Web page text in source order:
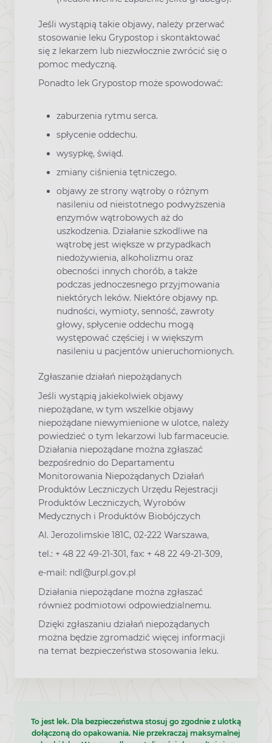
Jeśli wystąpią takie objawy, należy przerwać
stosowanie leku Grypostop i skontaktować
się z lekarzem lub niezwłocznie zwrócić się o
pomoc medyczną.
Ponadto lek Grypostop może spowodować:
zaburzenia rytmu serca.
spłycenie oddechu.
wysypkę, świąd.
zmiany ciśnienia tętniczego.
objawy ze strony wątroby o różnym
nasileniu od nieistotnego podwyższenia
enzymów wątrobowych aż do
uszkodzenia. Działanie szkodliwe na
wątrobę jest większe w przypadkach
niedożywienia, alkoholizmu oraz
obecności innych chorób, a także
podczas jednoczesnego przyjmowania
niektórych leków. Niektóre objawy np.
nudności, wymioty, senność, zawroty
głowy, spłycenie oddechu mogą
występować częściej i w większym
nasileniu u pacjentów unieruchomionych.
Zgłaszanie działań niepożądanych
Jeśli wystąpią jakiekolwiek objawy
niepożądane, w tym wszelkie objawy
niepożądane niewymienione w ulotce, należy
powiedzieć o tym lekarzowi lub farmaceucie.
Działania niepożądane można zgłaszać
bezpośrednio do Departamentu
Monitorowania Niepożądanych Działań
Produktów Leczniczych Urzędu Rejestracji
Produktów Leczniczych, Wyrobów
Medycznych i Produktów Biobójczych
Al. Jerozolimskie 181C, 02-222 Warszawa,
tel.: + 48 22 49-21-301, fax: + 48 22 49-21-309,
e-mail: ndl@urpl.gov.pl
Działania niepożądane można zgłaszać
również podmiotowi odpowiedzialnemu.
Dzięki zgłaszaniu działań niepożądanych
można będzie zgromadzić więcej informacji
na temat bezpieczeństwa stosowania leku.
To jest lek. Dla bezpieczeństwa stosuj go zgodnie z ulotką
dołączoną do opakowania. Nie przekraczaj maksymalnej